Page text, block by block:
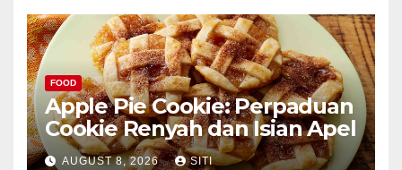
FOOD
Apple Pie Cookie: Perpaduan
Cookie Renyah dan Isian Apel
AUGUST 8, 2026 SITI